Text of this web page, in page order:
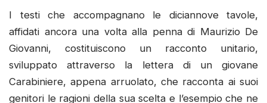
I testi che accompagnano le diciannove tavole,
affidati ancora una volta alla penna di Maurizio De
Giovanni, costituiscono un racconto unitario,
sviluppato attraverso la lettera di un giovane
Carabiniere, appena arruolato, che racconta ai suoi
genitori le ragioni della sua scelta e l’esempio che ne